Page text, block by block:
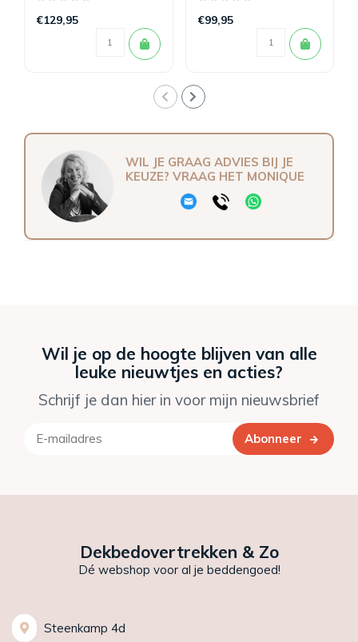
€129,95 €99,95
WIL JE GRAAG ADVIES BIJ JE
KEUZE? VRAAG HET MONIQUE
Wil je op de hoogte blijven van alle
leuke nieuwtjes en acties?
Schrijf je dan hier in voor mijn nieuwsbrief
Abonneer
Dekbedovertrekken & Zo
Dé webshop voor al je beddengoed!
Steenkamp 4d